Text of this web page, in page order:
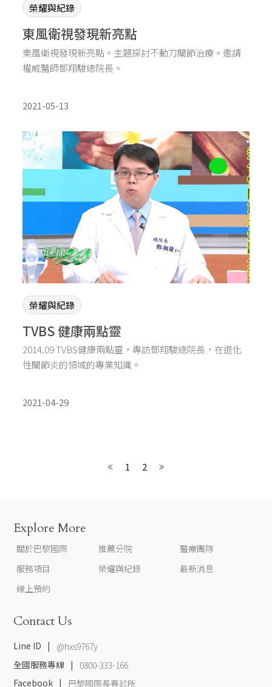
榮耀與紀錄
2021-05-13
東風衛視發現新亮點
東風衛視發現新亮點。主題探討不動刀關節治療。邀請
權威醫師鄧翔駿總院長。
榮耀與紀錄
2021-04-29
TVBS 健康兩點靈
2014.09 TVBS健康兩點靈，專訪鄧翔駿總院長，在退化
性關節炎的領域的專業知識。
1 2
Explore More
關於巴黎國際 推薦分院
醫療團隊
服務項目
榮耀與紀錄
最新消息
線上預約
Contact Us
Line ID
@hxs9767y
全國服務專線
0800-333-166
Facebook
巴黎國際長春診所